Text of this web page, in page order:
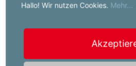
Ein renommierter Arbeitgeber
abwechslungsreiches
wichtig?
Hallo! Wir nutzen Cookies. Mehr...